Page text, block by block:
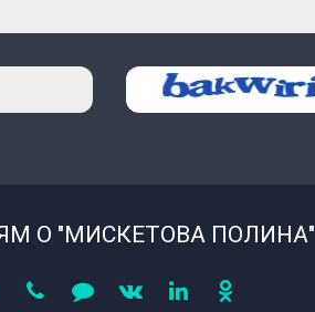
Проверочный
О "МИСКЕТОВА ПОЛИНА"